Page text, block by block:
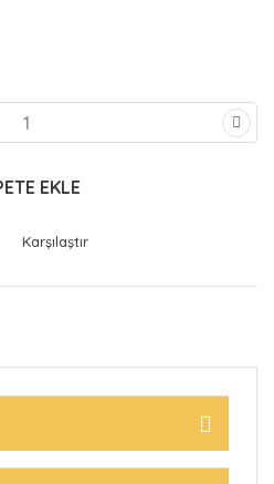
EKLE
Karşılaştır